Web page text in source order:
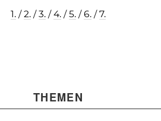
1. /2. /3. /4. /5. /6. /7.
THEMEN